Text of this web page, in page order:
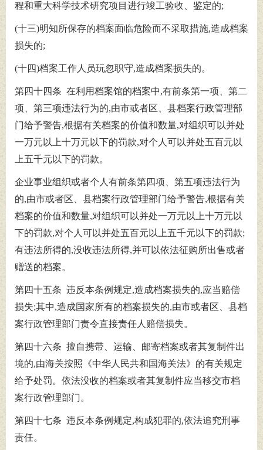
程和重大科学技术研究项目进行竣工验收、鉴定的;
(十三)明知所保存的档案面临危险而不采取措施,造成档案
损失的;
(十四)档案工作人员玩忽职守,造成档案损失的。
第四十四条 在利用档案馆的档案中,有前条第一项、第二
项、第三项违法行为的,由市或者区、县档案行政管理部
门给予警告,根据有关档案的价值和数量,对组织可以并处
一万元以上十万元以下的罚款,对个人可以并处五百元以
上五千元以下的罚款。
企业事业组织或者个人有前条第四项、第五项违法行为
的,由市或者区、县档案行政管理部门给予警告,根据有关
档案的价值和数量,对组织可以并处一万元以上十万元以
下的罚款,对个人可以并处五百元以上五千元以下的罚款;
有违法所得的,没收违法所得,并可以依法征购所出售或者
赠送的档案。
第四十五条 违反本条例规定,造成档案损失的,应当赔偿
损失;其中,造成国家所有的档案损失的,由市或者区、县档
案行政管理部门责令直接责任人赔偿损失。
第四十六条 擅自携带、运输、邮寄档案或者其复制件出
境的,由海关按照《中华人民共和国海关法》的有关规定
给予处罚。依法没收的档案或者其复制件应当移交市档
案行政管理部门。
第四十七条 违反本条例规定,构成犯罪的,依法追究刑事
责任。